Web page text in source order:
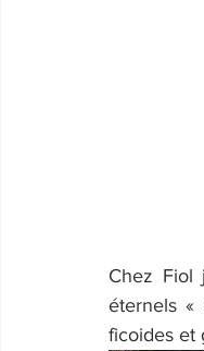
Chez Fiol
éternels «
ficoides et